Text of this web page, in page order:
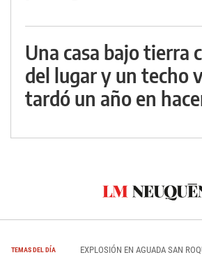
Una casa bajo tierra
del lugar y un techo
tardó un año en
TEMAS DEL DÍA EXPLOSIÓN EN AGUADA SAN